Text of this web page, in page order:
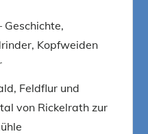
Geschichte,
Kopfweiden
Feldflur und
von Rickelrath zur